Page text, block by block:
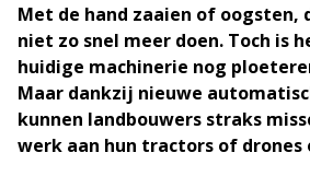
Met de hand zaaien of oogsten,
niet zo snel meer doen. Toch is
huidige machinerie nog
Maar dankzij nieuwe
kunnen landbouwers straks
werk aan hun tractors of drones